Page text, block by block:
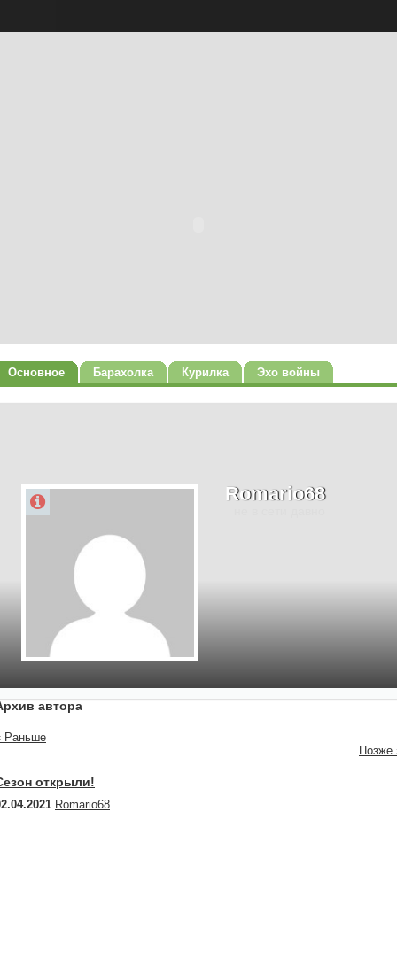
Основное Барахолка Курилка Эхо войны
Romario68
автора
Раньше
Позже
открыли!
Romario68